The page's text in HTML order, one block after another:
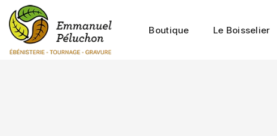
Boutique Le Boisselier